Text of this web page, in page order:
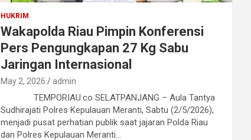
HUKRIM
Wakapolda Riau Pimpin Konferensi
Pers Pengungkapan 27 Kg Sabu
Jaringan Internasional
May 2, 2026 admin
TEMPORIAU.co SELATPANJANG – Aula Tantya
Sudhirajati Polres Kepulauan Meranti, Sabtu (2/5/2026),
menjadi pusat perhatian publik saat jajaran Polda Riau
dan Polres Kepulauan Meranti…